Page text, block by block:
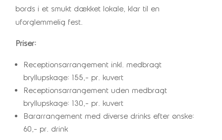
bords i et smukt dækket lokale, klar til en
uforglemmelig fest.
Priser:
Receptionsarrangement inkl. medbragt
bryllupskage: 155,- pr. kuvert
Receptionsarrangement uden medbragt
bryllupskage: 130,- pr. kuvert
Bararrangement med diverse drinks efter ønske:
60,- pr. drink